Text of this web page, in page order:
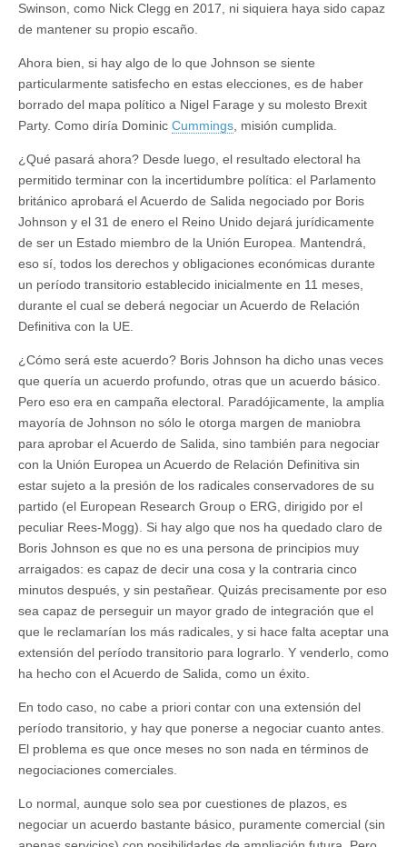
Swinson, como Nick Clegg en 2017, ni siquiera haya sido capaz
de mantener su propio escaño.
Ahora bien, si hay algo de lo que Johnson se siente
particularmente satisfecho en estas elecciones, es de haber
borrado del mapa político a Nigel Farage y su molesto Brexit
Party. Como diría Dominic Cummings , misión cumplida.
¿Qué pasará ahora? Desde luego, el resultado electoral ha
permitido terminar con la incertidumbre política: el Parlamento
británico aprobará el Acuerdo de Salida negociado por Boris
Johnson y el 31 de enero el Reino Unido dejará jurídicamente
de ser un Estado miembro de la Unión Europea. Mantendrá,
eso sí, todos los derechos y obligaciones económicas durante
un período transitorio establecido inicialmente en 11 meses,
durante el cual se deberá negociar un Acuerdo de Relación
Definitiva con la UE.
¿Cómo será este acuerdo? Boris Johnson ha dicho unas veces
que quería un acuerdo profundo, otras que un acuerdo básico.
Pero eso era en campaña electoral. Paradójicamente, la amplia
mayoría de Johnson no sólo le otorga margen de maniobra
para aprobar el Acuerdo de Salida, sino también para negociar
con la Unión Europea un Acuerdo de Relación Definitiva sin
estar sujeto a la presión de los radicales conservadores de su
partido (el European Research Group o ERG, dirigido por el
peculiar Rees-Mogg). Si hay algo que nos ha quedado claro de
Boris Johnson es que no es una persona de principios muy
arraigados: es capaz de decir una cosa y la contraria cinco
minutos después, y sin pestañear. Quizás precisamente por eso
sea capaz de perseguir un mayor grado de integración que el
que le reclamarían los más radicales, y si hace falta aceptar una
extensión del período transitorio para lograrlo. Y venderlo, como
ha hecho con el Acuerdo de Salida, como un éxito.
En todo caso, no cabe a priori contar con una extensión del
período transitorio, y hay que ponerse a negociar cuanto antes.
El problema es que once meses no son nada en términos de
negociaciones comerciales.
Lo normal, aunque solo sea por cuestiones de plazos, es
negociar un acuerdo bastante básico, puramente comercial (sin